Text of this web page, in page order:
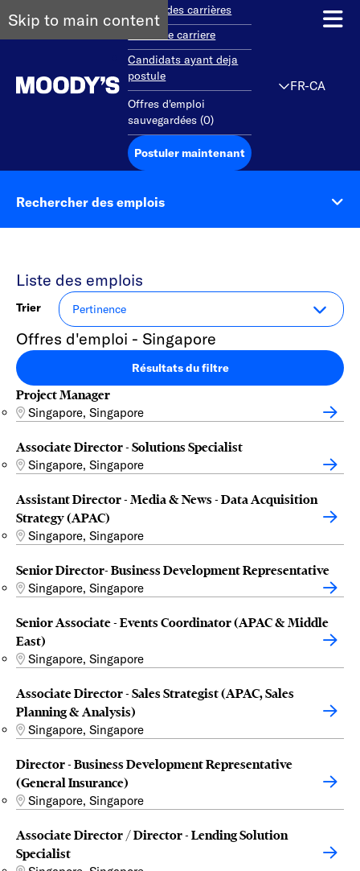
Skip to main contentAperçu des carrières
Debut de carriere
Candidats ayant deja
postule
Offres d'emploi
sauvegardées (0)
Postuler maintenant
FR-CA
Rechercher des emplois
Liste des emplois
Trier
Offres d'emploi - Singapore
Résultats du filtre
Project Manager
Singapore, Singapore
Associate Director - Solutions Specialist
Singapore, Singapore
Assistant Director - Media & News - Data Acquisition
Strategy (APAC)
Singapore, Singapore
Senior Director- Business Development Representative
Singapore, Singapore
Senior Associate - Events Coordinator (APAC & Middle
East)
Singapore, Singapore
Associate Director - Sales Strategist (APAC, Sales
Planning & Analysis)
Singapore, Singapore
Director - Business Development Representative
(General Insurance)
Singapore, Singapore
Associate Director / Director - Lending Solution
Specialist